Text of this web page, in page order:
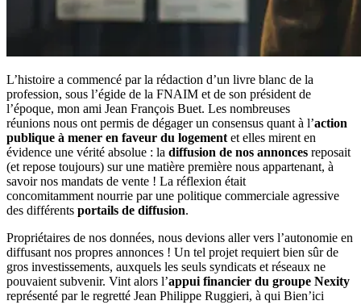
L’histoire a commencé par la rédaction d’un livre blanc de la
profession, sous l’égide de la FNAIM et de son président de
l’époque, mon ami Jean François Buet. Les nombreuses
réunions nous ont permis de dégager un consensus quant à l’action
publique à mener en faveur du logement et elles mirent en
évidence une vérité absolue : la diffusion de nos annonces reposait
(et repose toujours) sur une matière première nous appartenant, à
savoir nos mandats de vente ! La réflexion était
concomitamment nourrie par une politique commerciale agressive
des différents portails de diffusion.
Propriétaires de nos données, nous devions aller vers l’autonomie en
diffusant nos propres annonces ! Un tel projet requiert bien sûr de
gros investissements, auxquels les seuls syndicats et réseaux ne
pouvaient subvenir. Vint alors l’appui financier du groupe Nexity
représenté par le regretté Jean Philippe Ruggieri, à qui Bien’ici